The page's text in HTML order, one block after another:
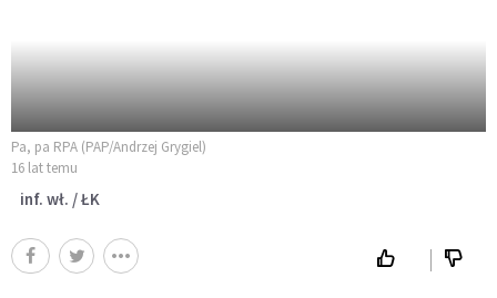
Pa, pa RPA (PAP/Andrzej Grygiel)
16 lat temu
inf. wł. / ŁK